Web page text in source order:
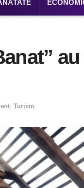
Turism